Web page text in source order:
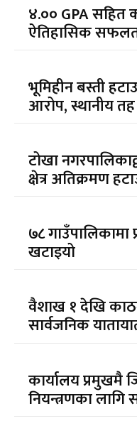
४.०० GPA सहित
ऐतिहासिक
भूमिहीन बस्ती
आरोप, स्थानीय
टोखा
क्षेत्र अतिक्रमण
७८
खटाइयो
वैशाख १ देखि
सार्वजनिक
कार्यालय प्रमुखमै
नियन्त्रणका लागि